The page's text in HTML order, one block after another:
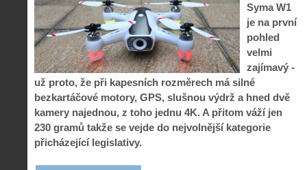
Syma W1
je na první
pohled
velmi
zajímavý -
už proto, že při kapesních rozměrech má silné
bezkartáčové motory, GPS, slušnou výdrž a hned dvě
kamery najednou, z toho jednu 4K. A přitom váží jen
230 gramů takže se vejde do nejvolnější kategorie
přicházející legislativy.